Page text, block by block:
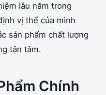
lâu năm trong
vị thế của mình
sản phẩm chất lượng
tận tâm.
Chính